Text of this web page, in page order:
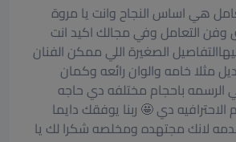
هي اساس النجاح وانت يا مروة
التعامل وفي مجالك اكيد انت
الصغيرة اللي ممكن الفنان
مثلا خامه والوان رائعه وكمان
الرسمه باحجام مختلفه دي حاجه
دي 🤩 ربنا يوفقك دايما
لانك مجتهده ومخلصه شكرا لك يا